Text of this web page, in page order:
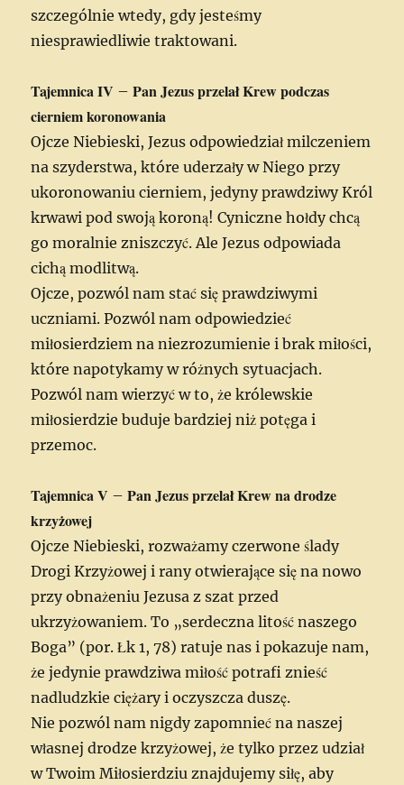
szczególnie wtedy, gdy jesteśmy
niesprawiedliwie traktowani.
Tajemnica IV –Pan Jezus przelał Krew podczas
cierniem koronowania
Ojcze Niebieski, Jezus odpowiedział milczeniem
na szyderstwa, które uderzały w Niego przy
ukoronowaniu cierniem, jedyny prawdziwy Król
krwawi pod swoją koroną! Cyniczne hołdy chcą
go moralnie zniszczyć. Ale Jezus odpowiada
cichą modlitwą.
Ojcze, pozwól nam stać się prawdziwymi
uczniami. Pozwól nam odpowiedzieć
miłosierdziem na niezrozumienie i brak miłości,
które napotykamy w różnych sytuacjach.
Pozwól nam wierzyć w to, że królewskie
miłosierdzie buduje bardziej niż potęga i
przemoc.
Tajemnica V –Pan Jezus przelał Krew na drodze
krzyżowej
Ojcze Niebieski, rozważamy czerwone ślady
Drogi Krzyżowej i rany otwierające się na nowo
przy obnażeniu Jezusa z szat przed
ukrzyżowaniem. To „serdeczna litość naszego
Boga” (por. Łk 1, 78) ratuje nas i pokazuje nam,
że jedynie prawdziwa miłość potrafi znieść
nadludzkie ciężary i oczyszcza duszę.
Nie pozwól nam nigdy zapomnieć na naszej
własnej drodze krzyżowej, że tylko przez udział
w Twoim Miłosierdziu znajdujemy siłę, aby